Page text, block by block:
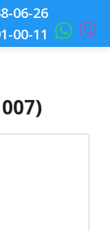
06-26
00-11